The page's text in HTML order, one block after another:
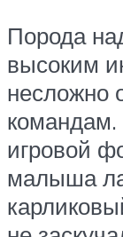
Порода
высоким
несложно
командам.
игровой
малыша